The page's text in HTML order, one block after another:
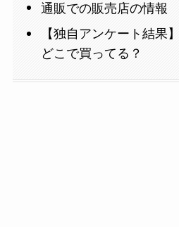
通販での販売店の情報
【独自アンケート結果
どこで買ってる？